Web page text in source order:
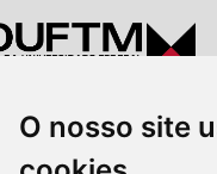
O nosso site
Federal do
UFTM